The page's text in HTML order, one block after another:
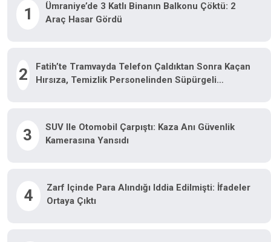
1
Ümraniye’de 3 Katlı Binanın Balkonu Çöktü: 2
Araç Hasar Gördü
2
Fatih’te Tramvayda Telefon Çaldıktan Sonra Kaçan
Hırsıza, Temizlik Personelinden Süpürgeli
3
SUV Ile Otomobil Çarpıştı: Kaza Anı Güvenlik
Kamerasına Yansıdı
4
Zarf Içinde Para Alındığı Iddia Edilmişti: İfadeler
Ortaya Çıktı